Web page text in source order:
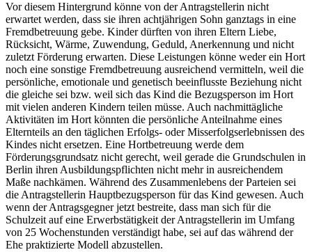
Vor diesem Hintergrund könne von der Antragstellerin nicht
erwartet werden, dass sie ihren achtjährigen Sohn ganztags in eine
Fremdbetreuung gebe. Kinder dürften von ihren Eltern Liebe,
Rücksicht, Wärme, Zuwendung, Geduld, Anerkennung und nicht
zuletzt Förderung erwarten. Diese Leistungen könne weder ein Hort
noch eine sonstige Fremdbetreuung ausreichend vermitteln, weil die
persönliche, emotionale und genetisch beeinflusste Beziehung nicht
die gleiche sei bzw. weil sich das Kind die Bezugsperson im Hort
mit vielen anderen Kindern teilen müsse. Auch nachmittägliche
Aktivitäten im Hort könnten die persönliche Anteilnahme eines
Elternteils an den täglichen Erfolgs- oder Misserfolgserlebnissen des
Kindes nicht ersetzen. Eine Hortbetreuung werde dem
Förderungsgrundsatz nicht gerecht, weil gerade die Grundschulen in
Berlin ihren Ausbildungspflichten nicht mehr in ausreichendem
Maße nachkämen. Während des Zusammenlebens der Parteien sei
die Antragstellerin Hauptbezugsperson für das Kind gewesen. Auch
wenn der Antragsgegner jetzt bestreite, dass man sich für die
Schulzeit auf eine Erwerbstätigkeit der Antragstellerin im Umfang
von 25 Wochenstunden verständigt habe, sei auf das während der
Ehe praktizierte Modell abzustellen.